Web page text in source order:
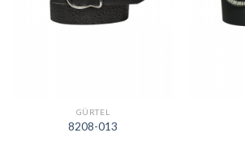
GÜRTEL
8208-013